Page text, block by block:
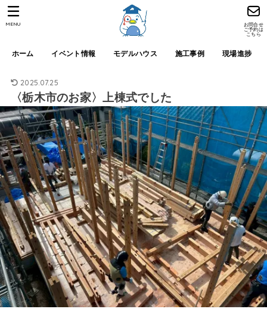
ホーム イベント情報 モデルハウス 施工事例 現場進捗
お問合せ
ご予約は
こちら
MENU
2025.07.25
〈栃木市のお家〉上棟式でした